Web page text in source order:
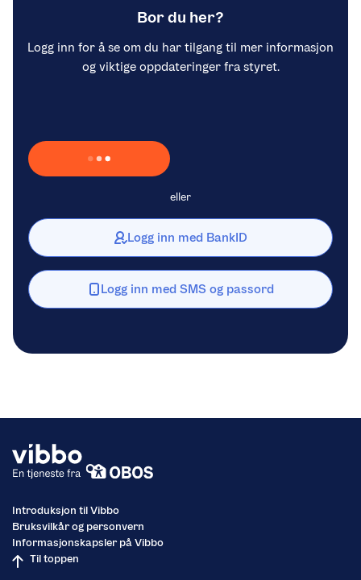
Bor du her?
Logg inn for å se om du har tilgang til mer informasjon
og viktige oppdateringer fra styret.
Laster inn Vipps …
eller
Logg inn med BankID
Logg inn med SMS og passord
Introduksjon til Vibbo
Bruksvilkår og personvern
Informasjonskapsler på Vibbo
Til toppen